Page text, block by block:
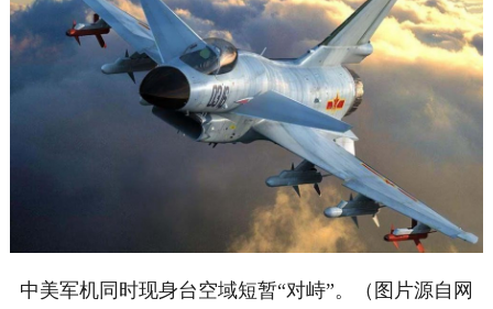
中美军机同时现身台空域短暂“对峙”。（图片源自网